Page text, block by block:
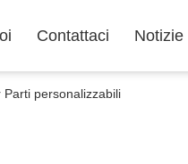
Contattaci Notizie
personalizzabili